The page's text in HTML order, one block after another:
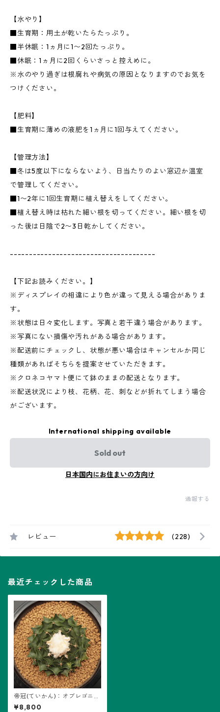
【水やり】
■生育期：用土が乾いたらたっぷり。
■半休眠：1ヵ月に1〜2回たっぷり。
■休眠：1ヵ月に2回くらいさっと控えめに。
※水のやり過ぎは根腐れや病気の原因となりますのでお気を
つけください。
【肥料】
■生育期に薄めの液肥を1ヵ月に1回与えてください。
【管理方法】
■冬は5度以下にならないよう、日当たりのよい窓辺か温室
で管理してください。
■1〜2年に1回生育期に植え替えをしてください。
■植え替え時は枯れた細い根を切ってください。細い根を切
った後は日陰で2〜3日乾かしてください。
--------------------------------------
【下記お読みください。】
※ディスプレイの相違により色が違って見える場合がありま
す。
※状態は日々変化します。写真と若干違う場合があります。
※写真にない損傷や汚れがある場合があります。
※配送前にチェックし、状態が悪い場合はキャンセルか同じ
種類があればそちらを提案させていただきます。
※クロネコヤマト便にて鉢のままの配送となります。
※配送状況により枝、花柄、花、刺などが折れてしまう場合
がございます。
International shipping available
Sold out
日本国内にお住まいの方向け
通報する
レビュー (228)
最近チェックした商品
帝冠(ていかん)：オブレゴニア
属 (B04) ※実生、地味斑
¥8,800